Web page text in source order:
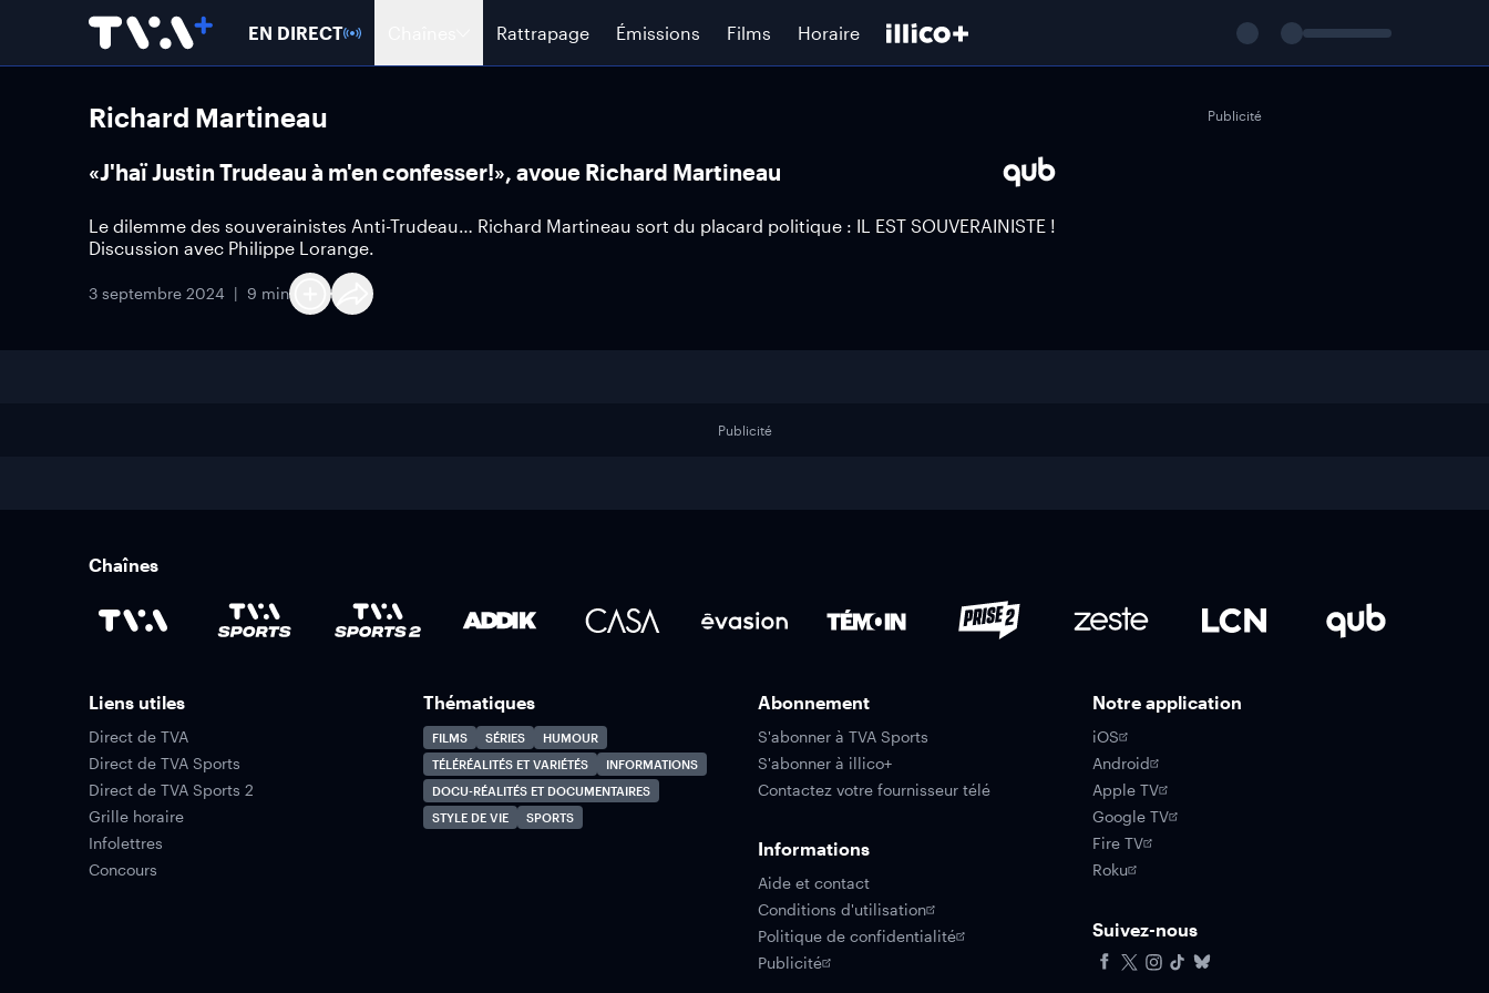
EN DIRECT Rattrapage Émissions Films Horaire
Richard Martineau
«J'haï Justin Trudeau à m'en confesser!», avoue Richard Martineau
Le dilemme des souverainistes Anti-Trudeau… Richard Martineau sort du placard politique : IL EST SOUVERAINISTE !
Discussion avec Philippe Lorange.
3 septembre 2024 9 min
Publicité
Publicité
Chaînes
Liens utiles
Direct de TVA
Direct de TVA Sports
Direct de TVA Sports 2
Grille horaire
Infolettres
Concours
Thématiques
FILMS SÉRIES
HUMOUR
TÉLÉRÉALITÉS ET VARIÉTÉS
INFORMATIONS
DOCU-RÉALITÉS ET DOCUMENTAIRES
STYLE DE VIE
SPORTS
Abonnement
S'abonner à TVA Sports
S'abonner à illico+
Contactez votre fournisseur télé
Informations
Aide et contact
Conditions d'utilisation
Politique de confidentialité
Publicité
Notre application
iOS
Android
Apple TV
Google TV
Fire TV
Roku
Suivez-nous